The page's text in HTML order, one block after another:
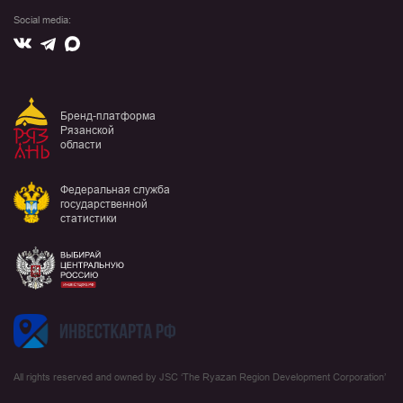
Social media:
Вконтакте
Telegram
Max
Бренд-платформа
Рязанской
области
Федеральная служба
государственной
статистики
All rights reserved and owned by JSC ‘The Ryazan Region Development Corporation’